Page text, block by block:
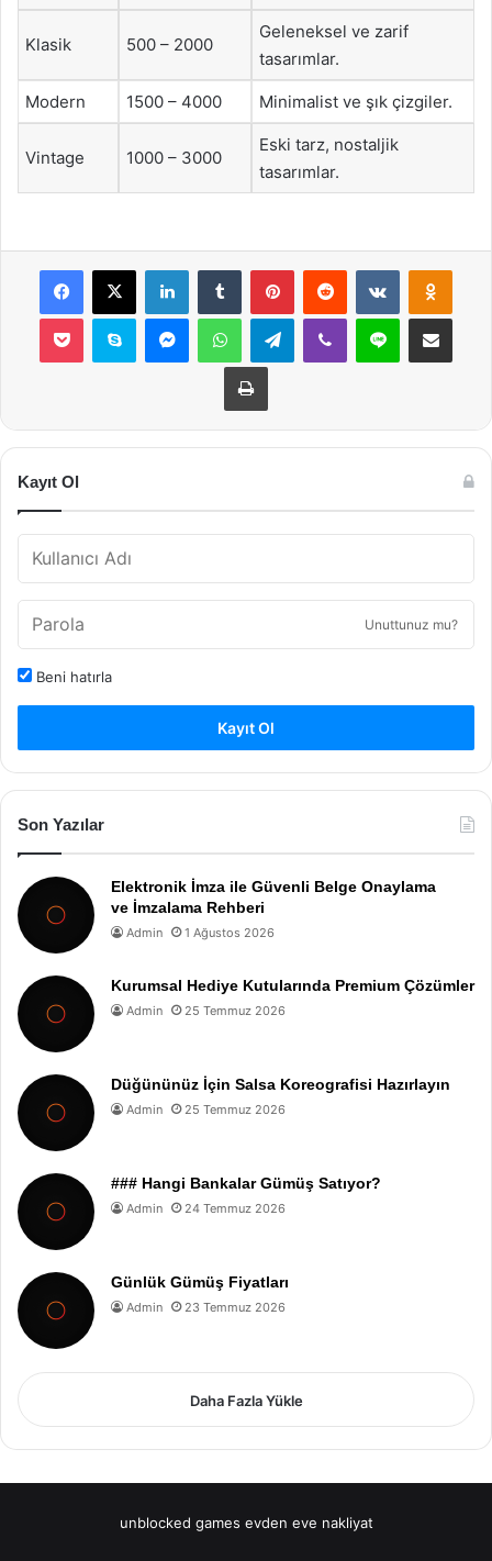
Klasik 500 – 2000
Geleneksel ve zarif
tasarımlar.
Modern 1500 – 4000 Minimalist ve şık çizgiler.
Vintage 1000 – 3000
Eski tarz, nostaljik
tasarımlar.
Facebook
X LinkedInTumblr PinterestReddit VKontakte
Pocket Skype MessengerWhatsAppTelegramViber Line E-Posta ile
Yazdır
Kayıt Ol
Unuttunuz mu?
Beni hatırla
Kayıt Ol
Son Yazılar
Elektronik İmza ile Güvenli Belge Onaylama
ve İmzalama Rehberi
Admin 1 Ağustos 2026
Kurumsal Hediye Kutularında Premium Çözümler
Admin 25 Temmuz 2026
Düğününüz İçin Salsa Koreografisi Hazırlayın
Admin 25 Temmuz 2026
### Hangi Bankalar Gümüş Satıyor?
Admin 24 Temmuz 2026
Günlük Gümüş Fiyatları
Admin 23 Temmuz 2026
Daha Fazla Yükle
unblocked games evden eve nakliyat